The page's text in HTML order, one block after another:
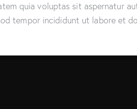
quia voluptas sit aspernatur
tempor incididunt ut labore et